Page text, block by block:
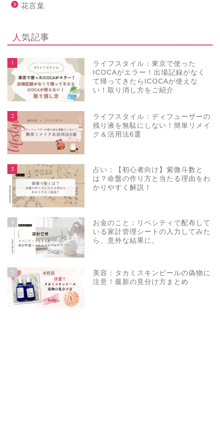
花言葉
人気記事
1
ライフスタイル：東京で使った
ICOCAがエラー！出場記録がなく
て帰ってきたらICOCAが使えな
い！取り消し方をご紹介
2
ライフスタイル：ディフューザーの
残り液を無駄にしない！簡単リメイ
ク＆活用法6選
3
占い：【初心者向け】紫微斗数と
は？命盤の作り方と当たる理由をわ
かりやすく解説！
4
お金のこと：リベシティで配布して
いる家計管理シートの入力してみた
ら、意外な結果に。
5
美容：タカミスキンピールの偽物に
注意！最新の見分け方まとめ